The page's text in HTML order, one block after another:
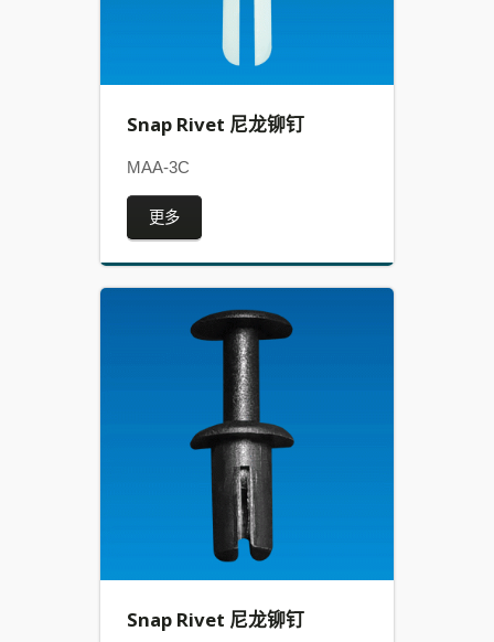
Snap Rivet 尼龙铆钉
MAA-3C
更多
Snap Rivet 尼龙铆钉